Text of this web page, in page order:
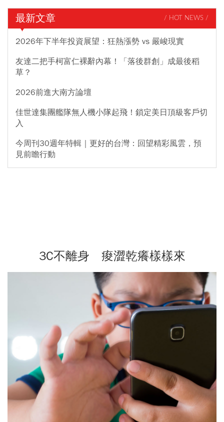
最新文章 / HOT NEWS /
2026年下半年投資展望：狂熱漲勢 vs 嚴峻現實
友達二把手柯富仁裸辭內幕！「落後群創」成最後稻
草？
2026前進大南方論壇
佳世達集團艦隊無人機小隊起飛！鎖定美日頂級客戶切
入
今周刊30週年特輯｜更好的台灣：回望精彩風雲，預
見前瞻行動
3C不離身 痠澀乾癢樣樣來